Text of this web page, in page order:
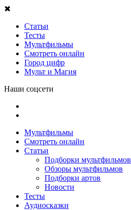
✖
Статьи
Тесты
Мультфильмы
Смотреть онлайн
Город цифр
Мульт и Магия
Наши соцсети
Мультфильмы
Смотреть онлайн
Статьи
Подборки мультфильмов
Обзоры мультфильмов
Подборки артов
Новости
Тесты
Аудиосказки